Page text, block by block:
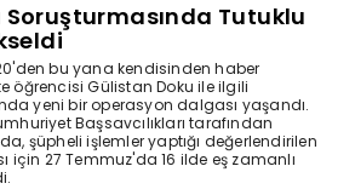
Tutuklu
bu yana kendisinden haber
öğrencisi Gülistan Doku ile ilgili
yeni bir operasyon dalgası yaşandı.
Başsavcılıkları tarafından
şüpheli işlemler yaptığı değerlendirilen
için 27 Temmuz'da 16 ilde eş zamanlı